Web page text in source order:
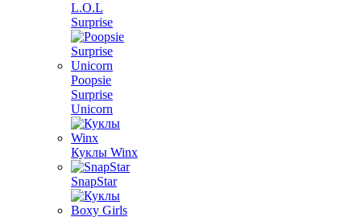
L.O.L
Surprise
Poopsie
Surprise
Unicorn
Куклы Winx
SnapStar